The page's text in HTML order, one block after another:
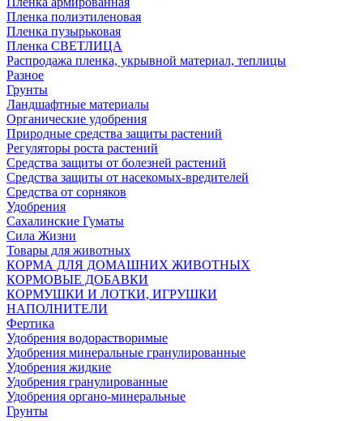
Пленка полиэтиленовая
Пленка пузырьковая
Пленка СВЕТЛИЦА
Распродажа пленка, укрывной материал, теплицы
Разное
Грунты
Ландшафтные материалы
Органические удобрения
Природные средства защиты растений
Регуляторы роста растений
Средства защиты от болезней растений
Средства защиты от насекомых-вредителей
Средства от сорняков
Удобрения
Сахалинские Гуматы
Сила Жизни
Товары для животных
КОРМА ДЛЯ ДОМАШНИХ ЖИВОТНЫХ
КОРМОВЫЕ ДОБАВКИ
КОРМУШКИ И ЛОТКИ, ИГРУШКИ
НАПОЛНИТЕЛИ
Фертика
Удобрения водорастворимые
Удобрения минеральные гранулированные
Удобрения жидкие
Удобрения гранулированные
Удобрения органо-минеральные
Грунты